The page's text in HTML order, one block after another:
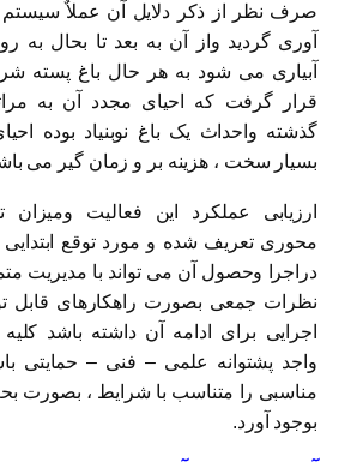
صرف نظر از ذکر دلایل آن عملاٌ سیستم
آوری گردید واز آن به بعد تا بحال به
آبیاری می شود به هر حال باغ پسته
قرار گرفت که احیای مجدد آن به
گذشته واحداث یک باغ نوبنیاد بوده
بسیار سخت ، هزینه بر و زمان گیر می
ارزیابی عملکرد این فعالیت
محوری تعریف شده و مورد توقع
دراجرا وحصول آن می تواند با مدیریت
نظرات جمعی بصورت راهکارهای قابل
اجرایی برای ادامه آن داشته باشد
واجد پشتوانه علمی –فنی –حمایتی
مناسبی را متناسب با شرایط ، بصورت
بوجود آورد.